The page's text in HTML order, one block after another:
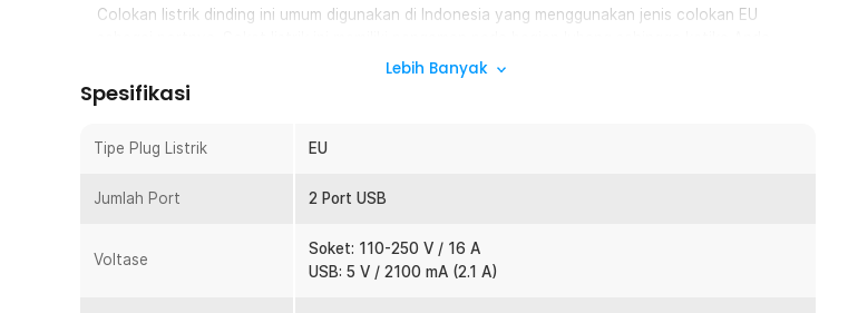
Colokan listrik dinding ini umum digunakan di Indonesia yang menggunakan jenis colokan EU
menghubungkan adaptor ataupun plug listrik ke soket terdapat penghalang yang akan terbuka
karena ada tekanan dari plug adaptor atau colokan.
Dilengkapi dengan dual port USB membuat stopkontak ini jauh lebih modern dibandingkan
seperti smartphone, tablet, kipas angin portabel, dan lain-lain.
Pemasangan colokan listrik dinding ini sama seperti pemasangan colokan dinding pada umumnya.
Pastikan kabel-kabel terkoneksi dengan baik serta dudukan port tertanam dengan rapat dan
Lebih Banyak
Spesifikasi
Tipe Plug Listrik EU
Jumlah Port 2 Port USB
Voltase
Soket: 110-250 V / 16 A
USB: 5 V / 2100 mA (2.1 A)